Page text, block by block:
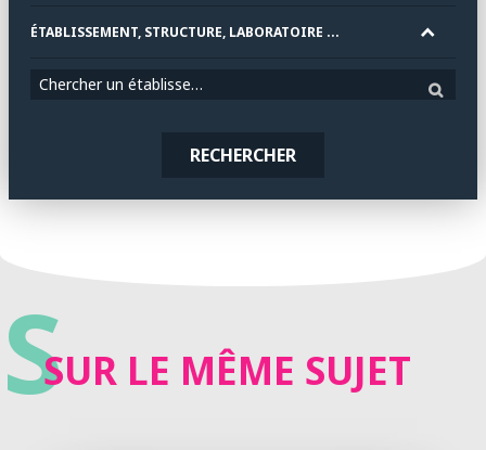
ÉTABLISSEMENT, STRUCTURE, LABORATOIRE ...
Chercher un établissement
RECHERCHER
SSUR LE MÊME SUJET